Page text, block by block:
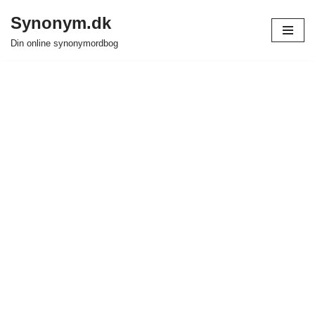
Spring
Synonym.dk
Din online synonymordbog